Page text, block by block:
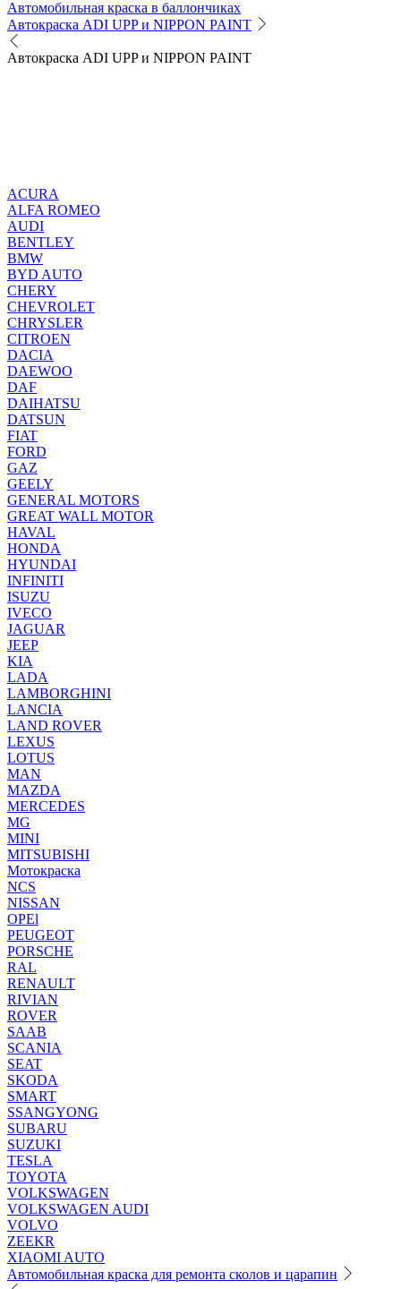
Автомобильная краска в баллончиках
Автокраска ADI UPP и NIPPON PAINT
Автокраска ADI UPP и NIPPON PAINT
ACURA
ALFA ROMEO
AUDI
BENTLEY
BMW
BYD AUTO
CHERY
CHEVROLET
CHRYSLER
CITROEN
DACIA
DAEWOO
DAF
DAIHATSU
DATSUN
FIAT
FORD
GAZ
GEELY
GENERAL MOTORS
GREAT WALL MOTOR
HAVAL
HONDA
HYUNDAI
INFINITI
ISUZU
IVECO
JAGUAR
JEEP
KIA
LADA
LAMBORGHINI
LANCIA
LAND ROVER
LEXUS
LOTUS
MAN
MAZDA
MERCEDES
MG
MINI
MITSUBISHI
Мотокраска
NCS
NISSAN
OPEl
PEUGEOT
PORSCHE
RAL
RENAULT
RIVIAN
ROVER
SAAB
SCANIA
SEAT
SKODA
SMART
SSANGYONG
SUBARU
SUZUKI
TESLA
TOYOTA
VOLKSWAGEN
VOLKSWAGEN AUDI
VOLVO
ZEEKR
XIAOMI AUTO
Автомобильная краска для ремонта сколов и царапин